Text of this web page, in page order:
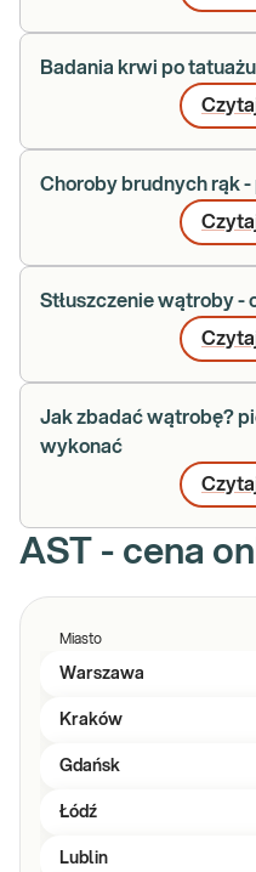
Badania krwi po
Choroby brudnych rąk
Stłuszczenie wątroby -
Jak zbadać wątrobę?
wykonać
AST - cena
Miasto
Warszawa
Kraków
Gdańsk
Łódź
Lublin